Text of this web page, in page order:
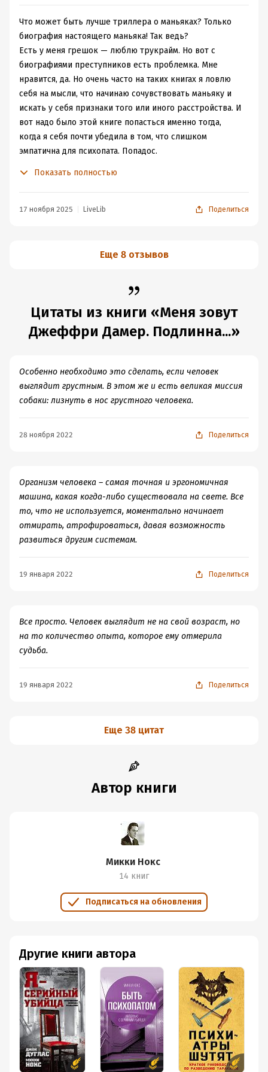
преступления Джеффри Дамера не достойны...» – мне
кажется, что он лукавит и всё же симпатизирует
Дамеру – во всяком случае у меня сложилось именно
такое впечатление.
В общем, пока читал, был уверен, что поставлю десятку
за эту работу – но нет, снижаю балл за чушь в конце
книги за ничем не подкреплённый намёк о побеге
Дамера и об инсценировке им самим своей смерти.
P.S.: Я даже не знаю, кто больший маньяк – Дамер,
убивший, изнасиловавший и расчленивший семнадцать
этого монстра.
все реально, на самом деле.
Я читала несколько книг про серийных убийц, но это
меня «впечатлила» особенно.
Что может быть лучше триллера о маньяках? Только
биография настоящего маньяка! Так ведь?
Есть у меня грешок — люблю трукрайм. Но вот с
биографиями преступников есть проблемка. Мне
нравится, да. Но очень часто на таких книгах я ловлю
себя на мысли, что начинаю сочувствовать маньяку и
искать у себя признаки того или иного расстройства. И
вот надо было этой книге попасться именно тогда,
когда я себя почти убедила в том, что слишком
эмпатична для психопата. Попадос.
страшного человека со страшной судьбой.
обезболивающих и антидепрессантов. Могло ли это
признавался в пугающих фантазиях.
Будучи ребенком, Джеффри стал свидетелем
усыпления единственного существа, которое
показывало ему свою любовь. Прекрасные родители
придумали ничего лучше, как убить ее на глазах у сына.
Браво.
Где-то здесь наверняка и произошел тот сдвиг на
Меня пугает то, что я могу понять причину поступков
И как всегда в таких биографиях — общество слепо.
Никто ничего не замечал или не хотел замечать. Даже
после того, как на Джеффри завели дело о
сексуальном преступлении, а из подвала начало вонять
гнилью. Неужели отец, знавший о детском пристрастии
Думаю, после этой книги стоит когда-нибудь взяться и
Показать полностью
17 ноября 2025 LiveLib Поделиться
Еще 8 отзывов
Цитаты из книги «Меня зовут
Джеффри Дамер. Подлинна...»
Особенно необходимо это сделать, если человек
выглядит грустным. В этом же и есть великая миссия
собаки: лизнуть в нос грустного человека.
28 ноября 2022 Поделиться
Организм человека – самая точная и эргономичная
машина, какая когда-либо существовала на свете. Все
то, что не используется, моментально начинает
отмирать, атрофироваться, давая возможность
развиться другим системам.
19 января 2022 Поделиться
Все просто. Человек выглядит не на свой возраст, но
на то количество опыта, которое ему отмерила
судьба.
19 января 2022 Поделиться
Еще 38 цитат
Автор книги
Микки Нокс
14 книг
Подписаться на обновления
Другие книги автора